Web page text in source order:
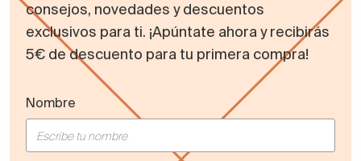
consejos, novedades y descuentos
exclusivos para ti. ¡Apúntate ahora y recibirás
5€ de descuento para tu primera compra!
Nombre